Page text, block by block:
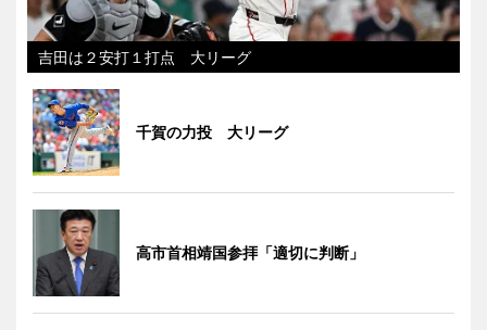
吉田は２安打１打点 大リーグ
千賀の力投 大リーグ
高市首相靖国参拝「適切に判断」